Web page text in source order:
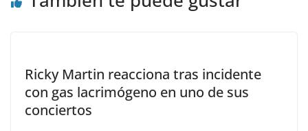
Ricky Martin reacciona tras incidente
con gas lacrimógeno en uno de sus
conciertos